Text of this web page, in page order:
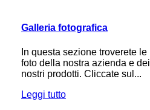
Galleria fotografica
In questa sezione troverete le
foto della nostra azienda e dei
nostri prodotti. Cliccate sul...
Leggi tutto